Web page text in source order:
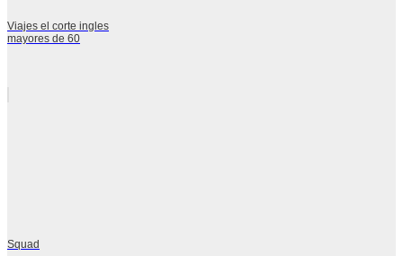
Viajes el corte ingles
mayores de 60
Squad